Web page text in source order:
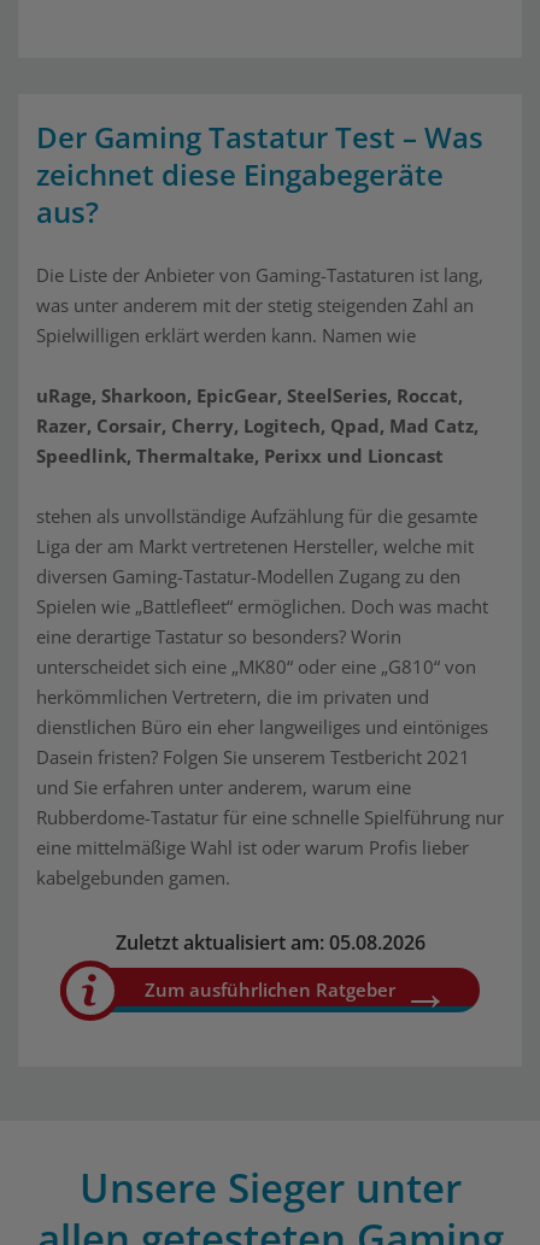
Der Gaming Tastatur Test – Was
zeichnet diese Eingabegeräte
aus?
Die Liste der Anbieter von Gaming-Tastaturen ist lang,
was unter anderem mit der stetig steigenden Zahl an
Spielwilligen erklärt werden kann. Namen wie
uRage, Sharkoon, EpicGear, SteelSeries, Roccat,
Razer, Corsair, Cherry, Logitech, Qpad, Mad Catz,
Speedlink, Thermaltake, Perixx und Lioncast
stehen als unvollständige Aufzählung für die gesamte
Liga der am Markt vertretenen Hersteller, welche mit
diversen Gaming-Tastatur-Modellen Zugang zu den
Spielen wie „Battlefleet“ ermöglichen. Doch was macht
eine derartige Tastatur so besonders? Worin
unterscheidet sich eine „MK80“ oder eine „G810“ von
herkömmlichen Vertretern, die im privaten und
dienstlichen Büro ein eher langweiliges und eintöniges
Dasein fristen? Folgen Sie unserem Testbericht 2021
und Sie erfahren unter anderem, warum eine
Rubberdome-Tastatur für eine schnelle Spielführung nur
eine mittelmäßige Wahl ist oder warum Profis lieber
kabelgebunden gamen.
Zuletzt aktualisiert am: 05.08.2026
Zum ausführlichen Ratgeber
Unsere Sieger unter